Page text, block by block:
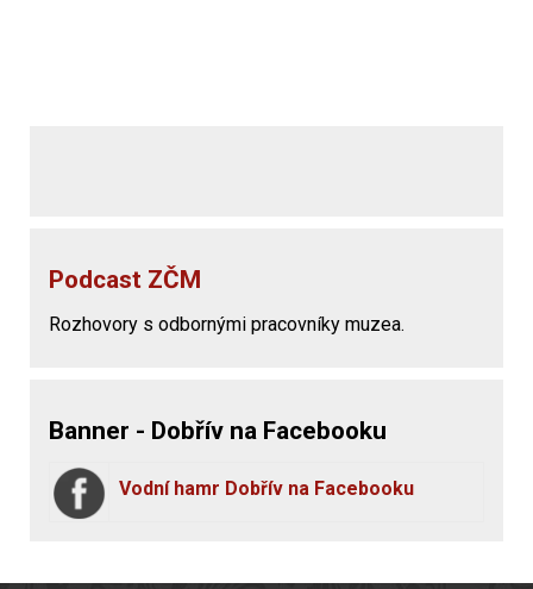
Podcast ZČM
Rozhovory s odbornými pracovníky muzea.
Banner - Dobřív na Facebooku
Vodní hamr Dobřív na Facebooku